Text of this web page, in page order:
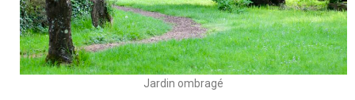
Jardin ombragé